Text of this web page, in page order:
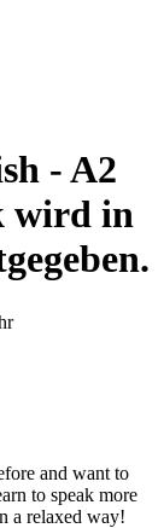
- A2
wird in
and want to
to speak more
a relaxed way!